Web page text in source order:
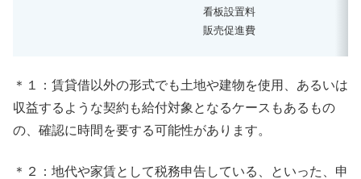
看板設置料
販売促進費
＊１：賃貸借以外の形式でも土地や建物を使用、あるいは
収益するような契約も給付対象となるケースもあるもの
の、確認に時間を要する可能性があります。
＊２：地代や家賃として税務申告している、といった、申